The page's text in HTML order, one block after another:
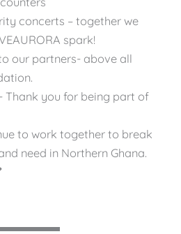
concerts – together we
spark!
our partners- above all
Thank you for being part of
to work together to break
need in Northern Ghana.